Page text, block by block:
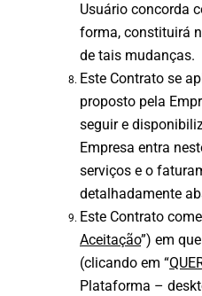
Usuário concorda
forma, constituirá
de tais mudanças.
Este Contrato se
proposto pela
seguir e
Empresa entra
serviços e o
detalhadamente
Este Contrato
Aceitação”) em
(clicando em “
Plataforma –